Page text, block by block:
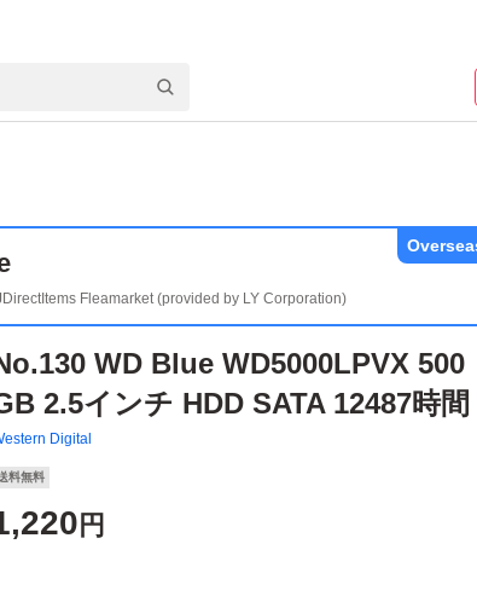
Fleamarket (provided by LY Corporation)
WD Blue WD5000LPVX 500
2.5インチ HDD SATA 12487時間
Digital
料無料
円